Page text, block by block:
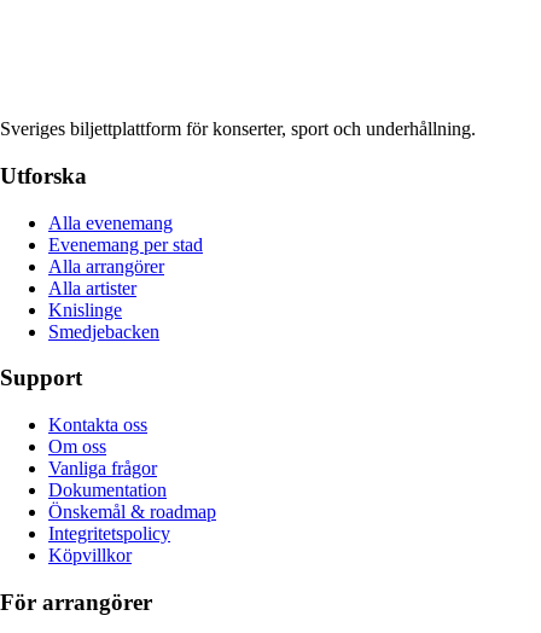
Sveriges biljettplattform för konserter, sport och underhållning.
Utforska
Alla evenemang
Evenemang per stad
Alla arrangörer
Alla artister
Knislinge
Smedjebacken
Support
Kontakta oss
Om oss
Vanliga frågor
Dokumentation
Önskemål & roadmap
Integritetspolicy
Köpvillkor
För arrangörer